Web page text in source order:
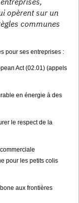
opèrent sur un
communes
pour ses entreprises :
Act (02.01) (appels
en énergie à des
le respect de la
pour les petits colis
aux frontières